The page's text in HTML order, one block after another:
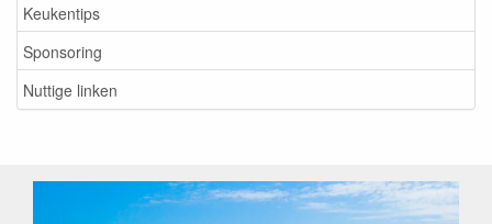
Keukentips
Sponsoring
Nuttige linken